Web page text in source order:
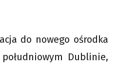
do nowego ośrodka
Dublinie,